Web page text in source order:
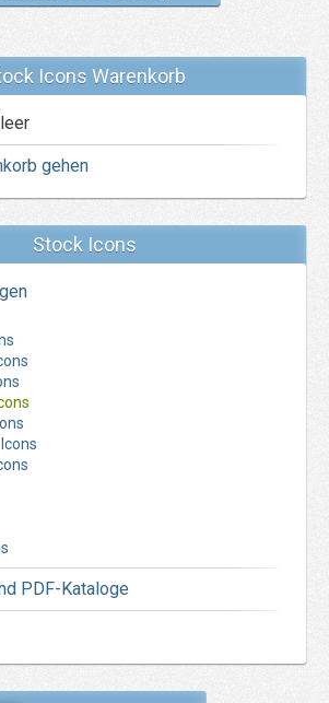
Icons Warenkorb
gehen
Stock Icons
PDF-Kataloge